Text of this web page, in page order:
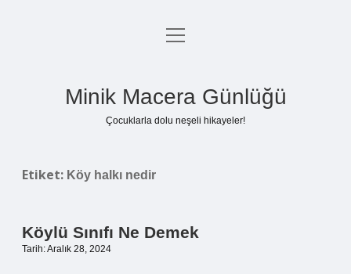
Anasayfa
menüyü
Minik Macera Günlüğü
Çocuklarla dolu neşeli hikayeler!
Etiket: Köy halkı nedir
Köylü Sınıfı Ne Demek
Tarih: Aralık 28, 2024